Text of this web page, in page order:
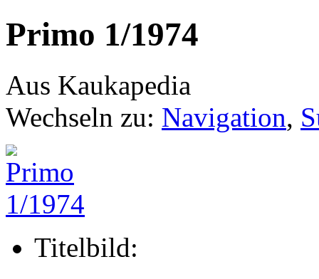
Primo 1/1974
Aus Kaukapedia
Wechseln zu: Navigation,
Titelbild: